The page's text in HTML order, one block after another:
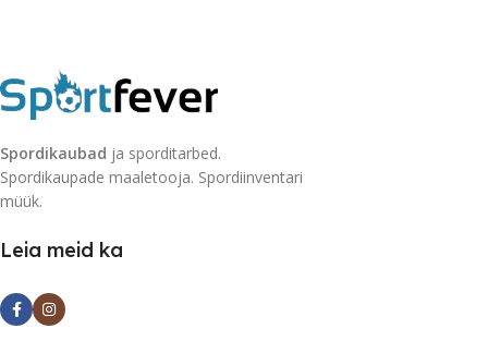
Spordikaubad ja sporditarbed.
Spordikaupade maaletooja. Spordiinventari
müük.
Leia meid ka